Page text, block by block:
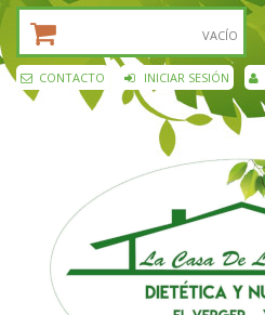
VACÍO
CONTACTO INICIAR SESIÓN